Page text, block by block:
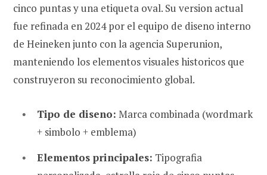
cinco puntas y una etiqueta oval. Su version actual
fue refinada en 2024 por el equipo de diseno interno
de Heineken junto con la agencia Superunion,
manteniendo los elementos visuales historicos que
construyeron su reconocimiento global.
Tipo de diseno: Marca combinada (wordmark
+ simbolo + emblema)
Elementos principales: Tipografia